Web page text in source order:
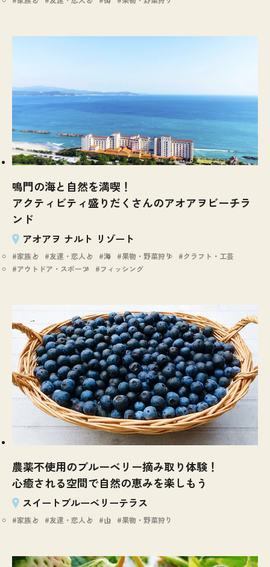
鳴門の海と自然を満喫！
アクティビティ盛りだくさんのアオアヲビーチラ
ンド
アオアヲ ナルト リゾート
家族と 友達・恋人と 海 果物・野菜狩り
クラフト・工芸
アウトドア・スポーツ
フィッシング
農薬不使用のブルーベリー摘み取り体験！
心癒される空間で自然の恵みを楽しもう
スイートブルーベリーテラス
家族と 友達・恋人と 山 果物・野菜狩り